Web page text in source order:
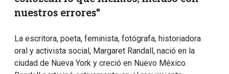
nuestros errores"
La escritora, poeta, feminista, fotógrafa, historiadora
oral y activista social, Margaret Randall, nació en la
ciudad de Nueva York y creció en Nuevo México.